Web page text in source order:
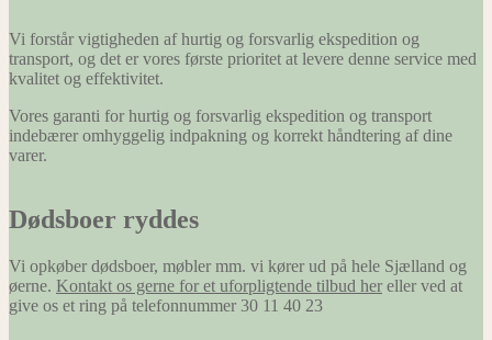
Vi forstår vigtigheden af hurtig og forsvarlig ekspedition og
transport, og det er vores første prioritet at levere denne service med
kvalitet og effektivitet.
Vores garanti for hurtig og forsvarlig ekspedition og transport
indebærer omhyggelig indpakning og korrekt håndtering af dine
varer.
Dødsboer ryddes
Vi opkøber dødsboer, møbler mm. vi kører ud på hele Sjælland og
øerne. Kontakt os gerne for et uforpligtende tilbud her eller ved at
give os et ring på telefonnummer 30 11 40 23